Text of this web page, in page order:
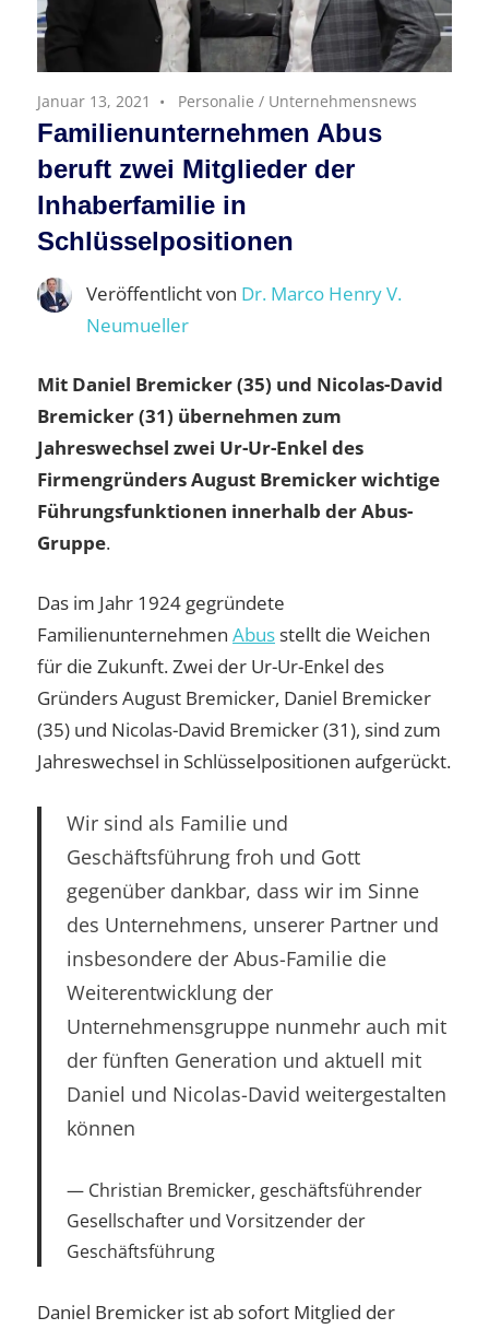
Januar 13, 2021 Personalie / Unternehmensnews
Familienunternehmen Abus
beruft zwei Mitglieder der
Inhaberfamilie in
Schlüsselpositionen
Veröffentlicht von Dr. Marco Henry V.
Neumueller
Mit Daniel Bremicker (35) und Nicolas-David
Bremicker (31) übernehmen zum
Jahreswechsel zwei Ur-Ur-Enkel des
Firmengründers August Bremicker wichtige
Führungsfunktionen innerhalb der Abus-
Gruppe.
Das im Jahr 1924 gegründete
Familienunternehmen Abusstellt die Weichen
für die Zukunft. Zwei der Ur-Ur-Enkel des
Gründers August Bremicker, Daniel Bremicker
(35) und Nicolas-David Bremicker (31), sind zum
Jahreswechsel in Schlüsselpositionen aufgerückt.
Wir sind als Familie und
Geschäftsführung froh und Gott
gegenüber dankbar, dass wir im Sinne
des Unternehmens, unserer Partner und
insbesondere der Abus-Familie die
Weiterentwicklung der
Unternehmensgruppe nunmehr auch mit
der fünften Generation und aktuell mit
Daniel und Nicolas-David weitergestalten
können
Christian Bremicker, geschäftsführender
Gesellschafter und Vorsitzender der
Geschäftsführung
Daniel Bremicker ist ab sofort Mitglied der